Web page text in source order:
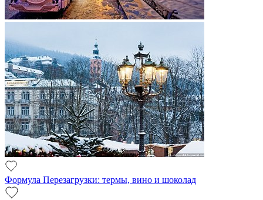
Формула Перезагрузки: термы, вино и шоколад